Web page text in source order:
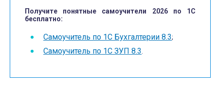
Получите понятные самоучители 2026 по 1С
бесплатно:
Самоучитель по 1С Бухгалтерии 8.3;
Самоучитель по 1С ЗУП 8.3